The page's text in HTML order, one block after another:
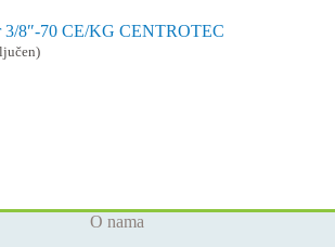
3/8″-70 CE/KG CENTROTEC
O nama